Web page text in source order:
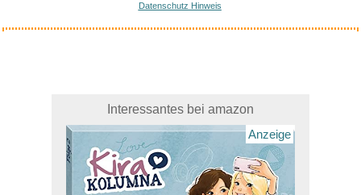
Datenschutz Hinweis
Interessantes bei amazon
Anzeige